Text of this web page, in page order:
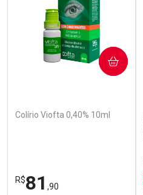
Colírio Viofta 0,40% 10ml
R$81 ,90
COMPRAR